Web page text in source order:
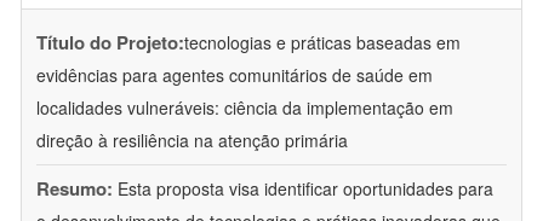
Título do Projeto:tecnologias e práticas baseadas em
evidências para agentes comunitários de saúde em
localidades vulneráveis: ciência da implementação em
direção à resiliência na atenção primária
Resumo: Esta proposta visa identificar oportunidades para